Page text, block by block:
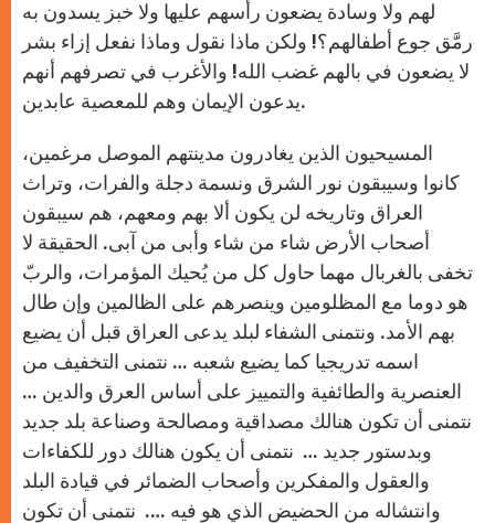
لهم ولا وسادة يضعون رأسهم عليها ولا خبز يسدون به
رمَّق جوع أطفالهم؟! ولكن ماذا نقول وماذا نفعل إزاء بشر
لا يضعون في بالهم غضب الله! والأغرب في تصرفهم أنهم
يدعون الإيمان وهم للمعصية عابدين.
المسيحيون الذين يغادرون مدينتهم الموصل مرغمين،
كانوا وسيبقون نور الشرق ونسمة دجلة والفرات، وتراث
العراق وتاريخه لن يكون ألا بهم ومعهم، هم سيبقون
أصحاب الأرض شاء من شاء وأبى من آبى. الحقيقة لا
تخفى بالغربال مهما حاول كل من يُحيك المؤمرات، والربّ
هو دوما مع المظلومين وينصرهم على الظالمين وإن طال
بهم الأمد. ونتمنى الشفاء لبلد يدعى العراق قبل أن يضيع
اسمه تدريجيا كما يضيع شعبه … نتمنى التخفيف من
العنصرية والطائفية والتمييز على أساس العرق والدين …
نتمنى أن تكون هنالك مصداقية ومصالحة وصناعة بلد جديد
وبدستور جديد … نتمنى أن يكون هنالك دور للكفاءات
والعقول والمفكرين وأصحاب الضمائر في قيادة البلد
وانتشاله من الحضيض الذي هو فيه …. نتمنى أن تكون